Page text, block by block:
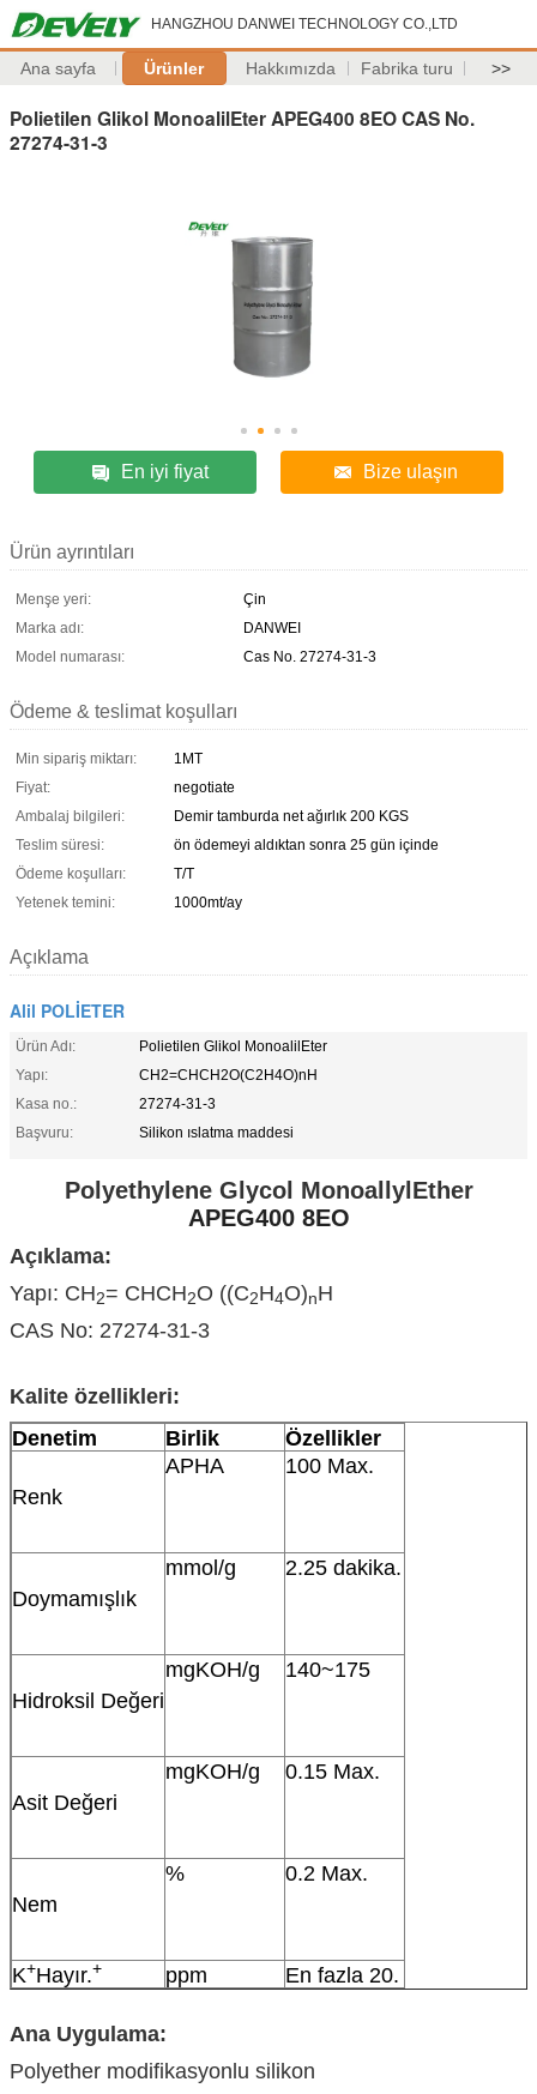
HANGZHOU DANWEI TECHNOLOGY CO.,LTD
Ana sayfa Ürünler Hakkımızda Fabrika turu >>
Polietilen Glikol MonoalilEter APEG400 8EO CAS No.
27274-31-3
En iyi fiyat Bize ulaşın
Ürün ayrıntıları
Menşe yeri:
Çin
Marka adı:
DANWEI
Model numarası:
Cas No. 27274-31-3
Ödeme & teslimat koşulları
Min sipariş miktarı:
1MT
Fiyat:
negotiate
Ambalaj bilgileri:
Demir tamburda net ağırlık 200 KGS
Teslim süresi:
ön ödemeyi aldıktan sonra 25 gün içinde
Ödeme koşulları:
T/T
Yetenek temini:
1000mt/ay
Açıklama
Alil POLİETER
Ürün Adı:
Polietilen Glikol MonoalilEter
Yapı:
CH2=CHCH2O(C2H4O)nH
Kasa no.:
27274-31-3
Başvuru:
Silikon ıslatma maddesi
Polyethylene Glycol MonoallylEther
APEG400 8EO
Açıklama:
Yapı: CH2= CHCH2O ((C2H4O)nH
CAS No: 27274-31-3
Kalite özellikleri:
Denetim
Birlik Özellikler
Renk
APHA 100 Max.
Doymamışlık
mmol/g 2.25 dakika.
Hidroksil Değeri
mgKOH/g 140~175
Asit Değeri
mgKOH/g 0.15 Max.
Nem
% 0.2 Max.
K+Hayır.+ ppm En fazla 20.
Ana Uygulama:
Polyether modifikasyonlu silikon